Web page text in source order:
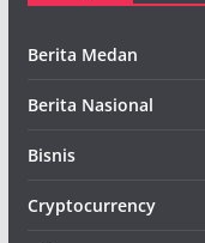
Berita Medan
Berita Nasional
Bisnis
Cryptocurrency